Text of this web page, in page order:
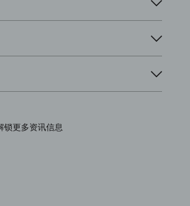
锁更多资讯信息